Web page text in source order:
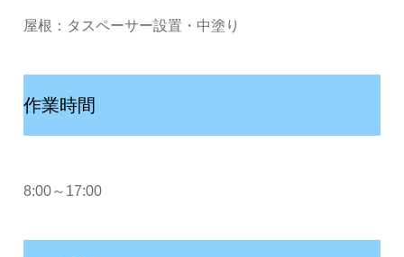
屋根：タスペーサー設置・中塗り
作業時間
8:00～17:00